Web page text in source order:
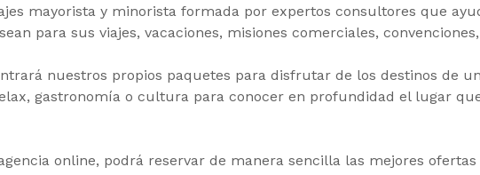
mayorista y minorista formada por expertos consultores que
para sus viajes, vacaciones, misiones comerciales,
nuestros propios paquetes para disfrutar de los destinos de
gastronomía o cultura para conocer en profundidad el lugar
online, podrá reservar de manera sencilla las mejores ofertas